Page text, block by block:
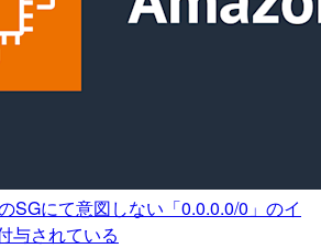
SGにて意図しない「0.0.0.0/0」のイ
与されている